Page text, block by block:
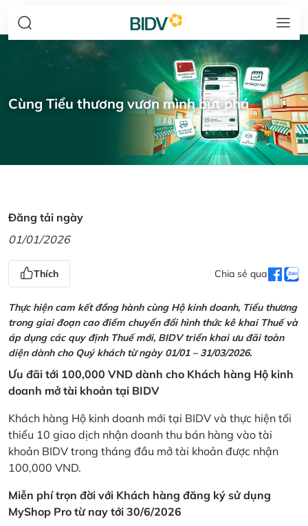
Cùng Tiểu thương vươn mình bứt phá
Đăng tải ngày
01/01/2026
Thích Chia sẻ qua
Thực hiện cam kết đồng hành cùng Hộ kinh doanh, Tiểu thương
trong giai đoạn cao điểm chuyển đổi hình thức kê khai Thuế và
áp dụng các quy định Thuế mới, BIDV triển khai ưu đãi toàn
diện dành cho Quý khách từ ngày 01/01 – 31/03/2026.
Ưu đãi tới 100,000 VND dành cho Khách hàng Hộ kinh
doanh mở tài khoản tại BIDV
Khách hàng Hộ kinh doanh mới tại BIDV và thực hiện tối
thiểu 10 giao dịch nhận doanh thu bán hàng vào tài
khoản BIDV trong tháng đầu mở tài khoản được nhận
100,000 VND.
Miễn phí trọn đời với Khách hàng đăng ký sử dụng
MyShop Pro từ nay tới 30/6/2026